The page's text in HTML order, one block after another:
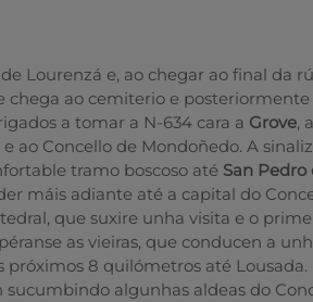
Lourenzá e, ao chegar ao final da
ao cemiterio e
a tomar a N-634 cara a Grove,
ao Concello de Mondoñedo. A
tramo boscoso até San Pedro
máis adiante até a capital do
que suxire unha visita e o
as vieiras, que conducen a
8 quilómetros até Lousada.
sucumbindo algunhas aldeas do